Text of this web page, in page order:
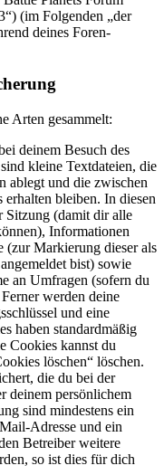
(im Folgenden „der
deines Foren-
Arten gesammelt:
deinem Besuch des
kleine Textdateien, die
ablegt und die zwischen
bleiben. In diesen
Sitzung (damit dir alle
Informationen
(zur Markierung dieser als
bist) sowie
an Umfragen (sofern du
werden deine
und eine
haben standardmäßig
Cookies kannst du
löschen“ löschen.
die du bei der
deinem persönlichem
sind mindestens ein
Adresse und ein
Betreiber weitere
so ist dies für dich